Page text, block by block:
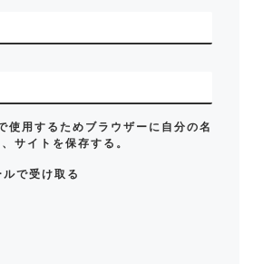
使用するためブラウザーに自分の名
サイトを保存する。
で受け取る